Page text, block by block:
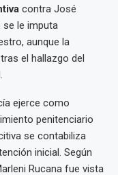
contra José
se le imputa
aunque la
tras el hallazgo del
ejerce como
penitenciario
se contabiliza
inicial. Según
Rucana fue vista